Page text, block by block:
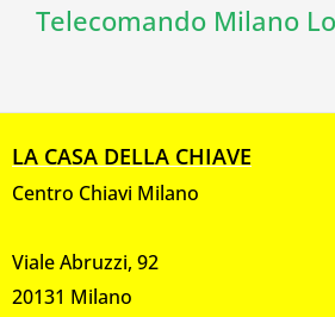
Telecomando Milano
LA CASA DELLA CHIAVE
Centro Chiavi Milano
Viale Abruzzi, 92
20131 Milano